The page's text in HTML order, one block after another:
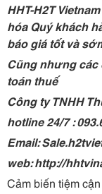
HHT-H2T
hóa Quý khách
báo giá tốt và
Cũng nhưng
toán thuế
Công ty TNHH
hotline 24/7 :
Email:
web: http://
Cảm biến tiệm